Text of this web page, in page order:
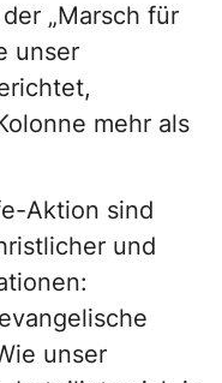
„Marsch für
unser
mehr als
Aktion sind
und
unser